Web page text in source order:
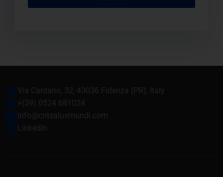
Via Cardano, 32, 43036 Fidenza (PR), Italy
+(39) 0524 681024
info@cntsalusmundi.com
LinkedIn